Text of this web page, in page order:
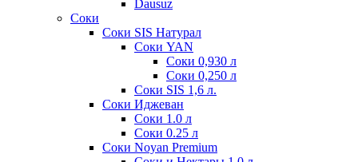
Dausuz
Соки
Соки SIS Натурал
Соки YAN
Соки 0,930 л
Соки 0,250 л
Соки SIS 1,6 л.
Соки Иджеван
Соки 1.0 л
Соки 0.25 л
Соки Noyan Premium